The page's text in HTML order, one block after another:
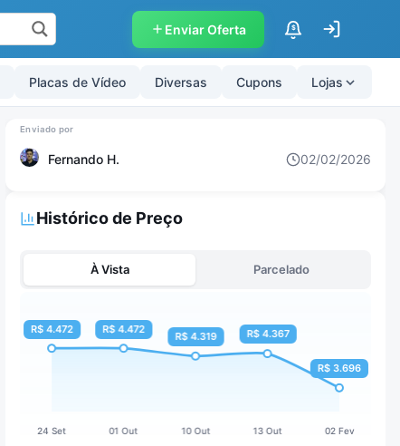
Enviar Oferta $
Placas de Vídeo Diversas Cupons Lojas
Fernando H. 02/02/2026
Histórico de Preço
À Vista Parcelado